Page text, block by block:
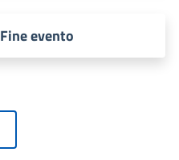
evento